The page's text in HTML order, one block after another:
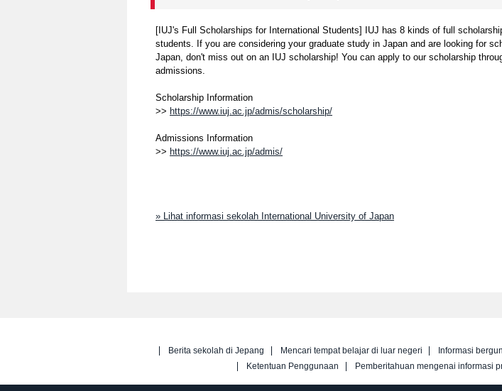
[IUJ's Full Scholarships for International Students] IUJ has 8 kinds of full
students. If you are considering your graduate study in Japan and are looking for
Japan, don't miss out on an IUJ scholarship! You can apply to our scholarship
admissions.
Scholarship Information
>> https://www.iuj.ac.jp/admis/scholarship/
Admissions Information
>> https://www.iuj.ac.jp/admis/
» Lihat informasi sekolah International University of Japan
Berita sekolah di Jepang Mencari tempat belajar di luar negeri Informasi
Ketentuan Penggunaan
Pemberitahuan mengenai informasi